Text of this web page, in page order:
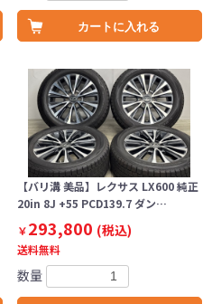
カートに入れる
【バリ溝 美品】レクサス LX600 純正
20in 8J +55 PCD139.7 ダン…
￥293,800 (税込)
送料無料
数量